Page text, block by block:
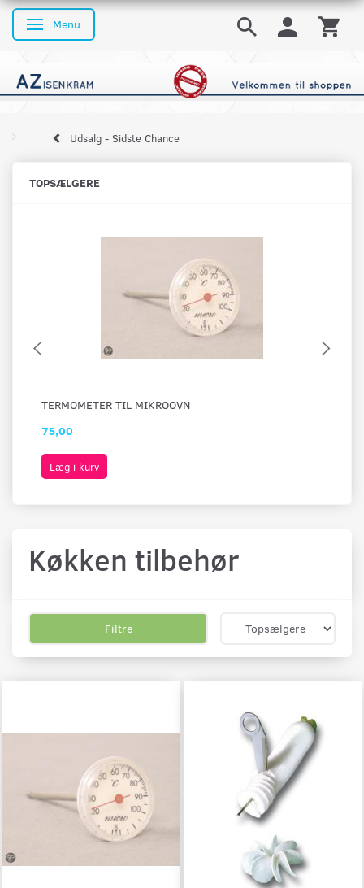
Skifte navigation
Menu
Udsalg - Sidste Chance
TOPSÆLGERE
TERMOMETER TIL MIKROOVN
75,00
Læg i kurv
Køkken tilbehør
Filtre